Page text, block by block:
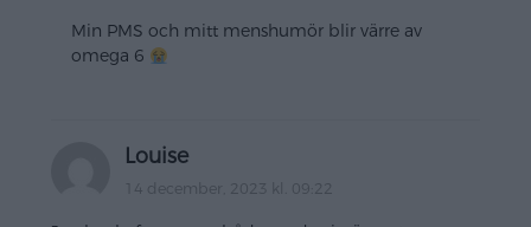
Min PMS och mitt menshumör blir värre av
omega 6
Louise
14 december, 2023 kl. 09:22